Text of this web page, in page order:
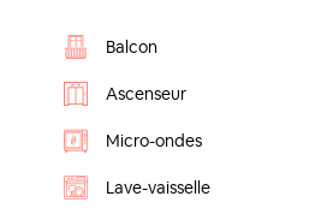
Balcon
Ascenseur
Micro-ondes
Lave-vaisselle